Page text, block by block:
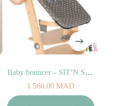
Baby bouncer – SIT’N SLEEP
1 560,00MAD